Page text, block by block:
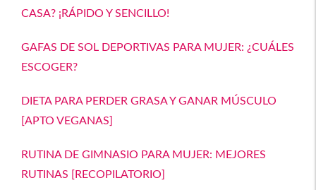
CASA? ¡RÁPIDO Y SENCILLO!
GAFAS DE SOL DEPORTIVAS PARA MUJER: ¿CUÁLES
ESCOGER?
DIETA PARA PERDER GRASA Y GANAR MÚSCULO
[APTO VEGANAS]
RUTINA DE GIMNASIO PARA MUJER: MEJORES
RUTINAS [RECOPILATORIO]